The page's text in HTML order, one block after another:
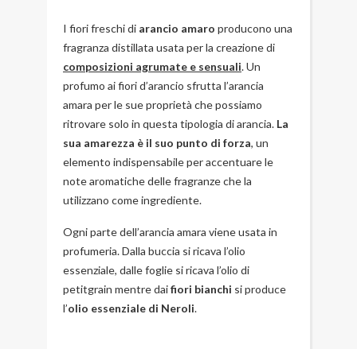
I fiori freschi di arancio amaro producono una
fragranza distillata usata per la creazione di
composizioni agrumate e sensuali. Un
profumo ai fiori d’arancio sfrutta l’arancia
amara per le sue proprietà che possiamo
ritrovare solo in questa tipologia di arancia. La
sua amarezza è il suo punto di forza, un
elemento indispensabile per accentuare le
note aromatiche delle fragranze che la
utilizzano come ingrediente.
Ogni parte dell’arancia amara viene usata in
profumeria. Dalla buccia si ricava l’olio
essenziale, dalle foglie si ricava l’olio di
petitgrain mentre daifiori bianchi si produce
l’olio essenziale di Neroli.